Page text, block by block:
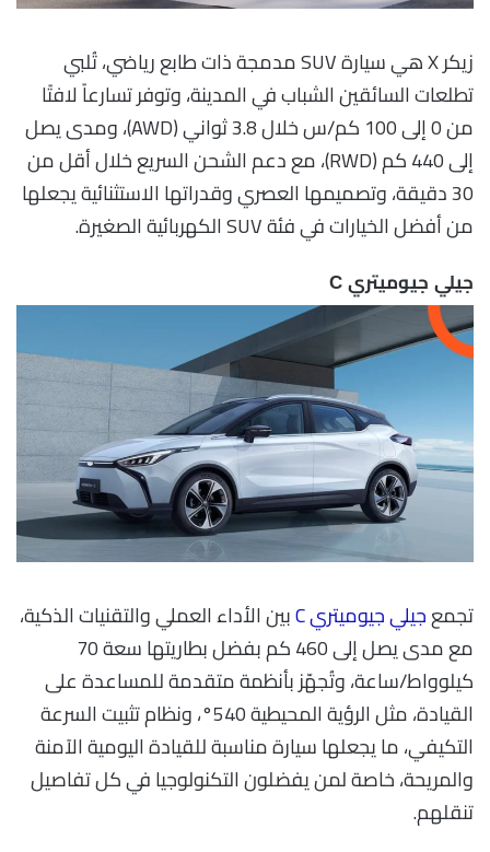
زيكر X هي سيارة SUV مدمجة ذات طابع رياضي، تُلبي
تطلعات السائقين الشباب في المدينة، وتوفر تسارعاً لافتًا
من 0 إلى 100 كم/س خلال 3.8 ثواني (AWD)، ومدى يصل
إلى 440 كم (RWD)، مع دعم الشحن السريع خلال أقل من
30 دقيقة، وتصميمها العصري وقدراتها الاستثنائية يجعلها
من أفضل الخيارات في فئة SUV الكهربائية الصغيرة.
جيلي جيوميتري C
تجمعجيلي جيوميتري C بين الأداء العملي والتقنيات الذكية،
مع مدى يصل إلى 460 كم بفضل بطاريتها سعة 70
كيلوواط/ساعة، وتُجهّز بأنظمة متقدمة للمساعدة على
القيادة، مثل الرؤية المحيطية 540°، ونظام تثبيت السرعة
التكيفي، ما يجعلها سيارة مناسبة للقيادة اليومية الآمنة
والمريحة، خاصة لمن يفضلون التكنولوجيا في كل تفاصيل
تنقلهم.